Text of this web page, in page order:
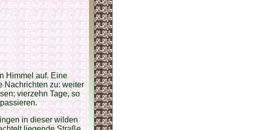
Himmel auf. Eine
Nachrichten zu: weiter
vierzehn Tage, so
in dieser wilden